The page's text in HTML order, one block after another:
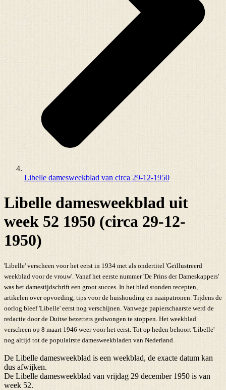
Libelle damesweekblad van circa 29-12-1950
Libelle damesweekblad uit
week 52 1950 (circa 29-12-
1950)
'Libelle' verscheen voor het eerst in 1934 met als ondertitel 'Geïllustreerd
weekblad voor de vrouw'. Vanaf het eerste nummer 'De Prins der Dameskappers'
was het damestijdschrift een groot succes. In het blad stonden recepten,
artikelen over opvoeding, tips voor de huishouding en naaipatronen. Tijdens de
oorlog bleef 'Libelle' eerst nog verschijnen. Vanwege papierschaarste werd de
redactie door de Duitse bezetters gedwongen te stoppen. Het weekblad
verscheen op 8 maart 1946 weer voor het eerst. Tot op heden behoort 'Libelle'
nog altijd tot de populairste damesweekbladen van Nederland.
De Libelle damesweekblad is een weekblad, de exacte datum kan
dus afwijken.
De Libelle damesweekblad van vrijdag 29 december 1950 is van
week 52.